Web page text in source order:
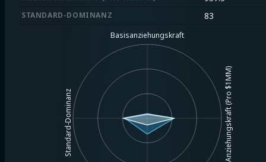
STANDARD-DOMINANZ 83
Basisanziehungskraft
Anziehungskraft (Pro $1MM)
Standard-Dominanz